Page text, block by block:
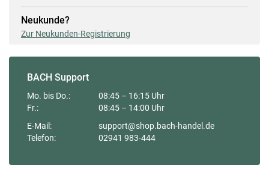
Neukunde?
Zur Neukunden-Registrierung
BACH Support
Mo. bis Do.:
Fr.:
08:45 – 16:15 Uhr
08:45 – 14:00 Uhr
E-Mail:
Telefon:
support@shop.bach-handel.de
02941 983-444